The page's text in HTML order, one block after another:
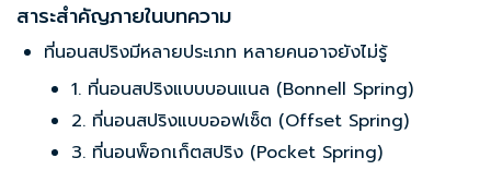
สาระสำคัญภายในบทความ
ที่นอนสปริงมีหลายประเภท หลายคนอาจยังไม่รู้
1. ที่นอนสปริงแบบบอนแนล (Bonnell Spring)
2. ที่นอนสปริงแบบออฟเซ็ต (Offset Spring)
3. ที่นอนพ็อกเก็ตสปริง (Pocket Spring)